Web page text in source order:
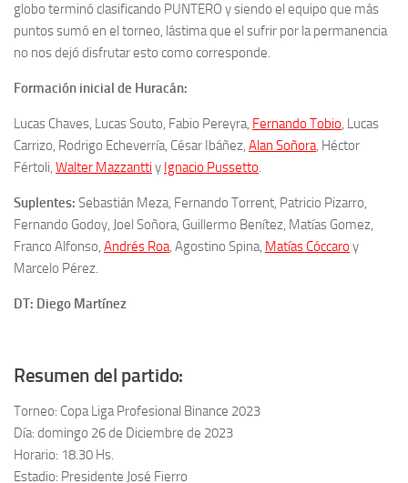
globo terminó clasificando PUNTERO y siendo el equipo que más
puntos sumó en el torneo, lástima que el sufrir por la permanencia
no nos dejó disfrutar esto como corresponde.
Formación inicial de Huracán:
Lucas Chaves, Lucas Souto, Fabio Pereyra, Fernando Tobio, Lucas
Carrizo, Rodrigo Echeverría, César Ibáñez, Alan Soñora, Héctor
Fértoli, Walter Mazzantti y Ignacio Pussetto.
Suplentes: Sebastián Meza, Fernando Torrent, Patricio Pizarro,
Fernando Godoy, Joel Soñora, Guillermo Benítez, Matías Gomez,
Franco Alfonso, Andrés Roa, Agostino Spina, Matías Cóccaro y
Marcelo Pérez.
DT: Diego Martínez
Resumen del partido:
Torneo: Copa Liga Profesional Binance 2023
Día: domingo 26 de Diciembre de 2023
Horario: 18.30 Hs.
Estadio: Presidente José Fierro